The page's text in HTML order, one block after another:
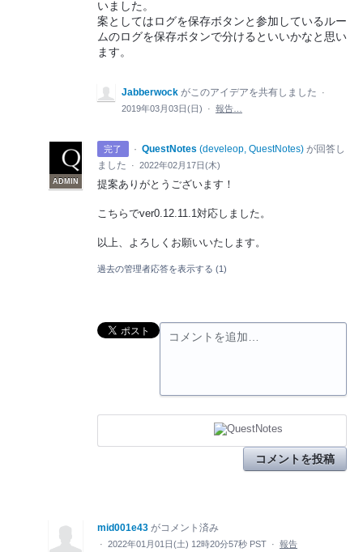
いました。
案としてはログを保存ボタンと参加しているルー
ムのログを保存ボタンで分けるといいかなと思い
ます。
Jabberwock がこのアイデアを共有しました
·
2019年03月03日(日)
· 報告…
完了 ·
ADMIN
QuestNotes (develeop, QuestNotes)が回答し
ました
· 2022年02月17日(木)
提案ありがとうございます！
こちらでver0.12.11.1対応しました。
以上、よろしくお願いいたします。
過去の管理者応答を表示する (1)
コメントを追加…
コメントを投稿
mid001e43 がコメント済み
· 2022年01月01日(土) 12時20分57秒 PST · 報告